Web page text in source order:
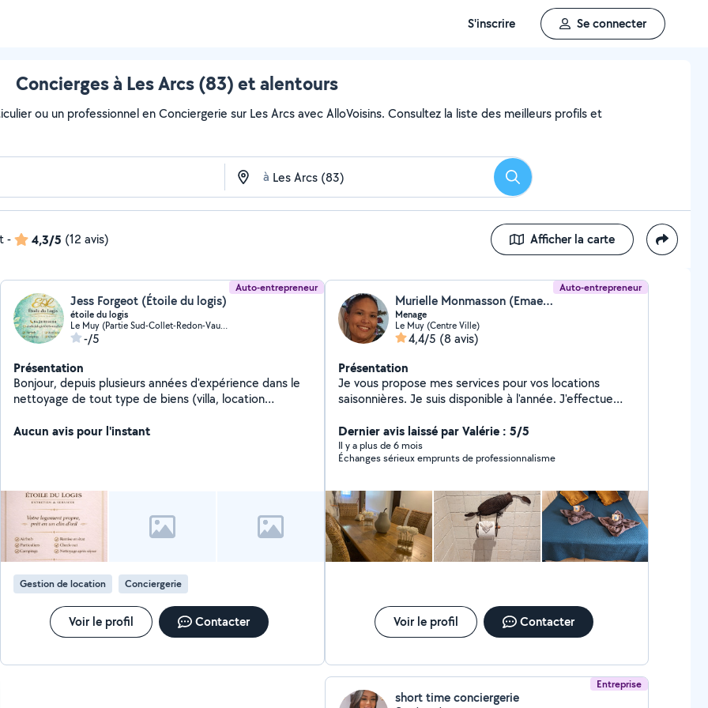
S'inscrire Se connecter
Concierges à Les Arcs (83) et alentours
ou un professionnel en Conciergerie sur Les Arcs avec AlloVoisins. Consultez la liste des meilleurs profils et
à Rechercher
- 4,3/5 (12 avis) Afficher la carte
Auto-entrepreneur
Jess Forgeot (Étoile du logis)
étoile du logis
Le Muy (Partie Sud-Collet-Redon-Vauses-Testavins)
-/5
Présentation
Bonjour, depuis plusieurs années d'expérience dans le
nettoyage de tout type de biens (villa, location
et mon savoir-faire. J'aime le travail bien fait et la
Aucun avis pour l'instant
Gestion de location Conciergerie
Voir le profil Contacter
Auto-entrepreneur
Murielle Monmasson (Emaenet83)
Menage
Le Muy (Centre Ville)
4,4/5 (8 avis)
Présentation
Je vous propose mes services pour vos locations
saisonnières. Je suis disponible à l'année. J'effectue
également intervenir en cas de travaux en votre
absence, grâce à notre réseau de professionnels.
Dernier avis laissé par Valérie : 5/5
Il y a plus de 6 mois
Échanges sérieux emprunts de professionnalisme
Voir le profil Contacter
Entreprise
short time conciergerie